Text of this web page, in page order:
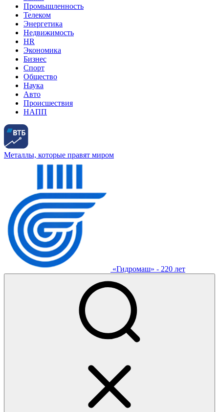
Промышленность
Телеком
Энергетика
Недвижимость
HR
Экономика
Бизнес
Спорт
Общество
Наука
Авто
Происшествия
НАПП
Металлы, которые правят миром
«Гидромаш» - 220 лет